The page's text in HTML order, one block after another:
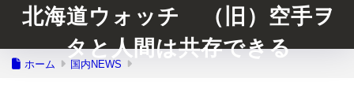
北海道ウォッチ （旧）空手ヲ
タと人間は共存できる
ホーム 国内NEWS